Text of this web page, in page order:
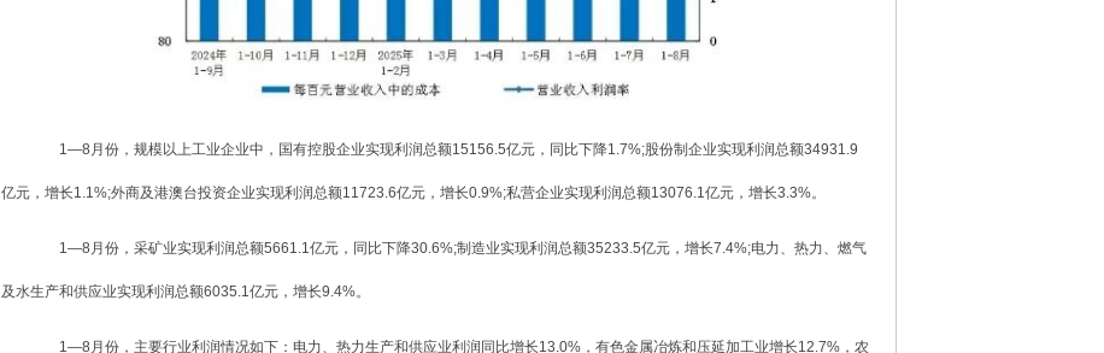
1—8月份，规模以上工业企业中，国有控股企业实现利润总额15156.5亿元，同比下降1.7%;股份制企业实现利润总额34931.9
亿元，增长1.1%;外商及港澳台投资企业实现利润总额11723.6亿元，增长0.9%;私营企业实现利润总额13076.1亿元，增长3.3%。
1—8月份，采矿业实现利润总额5661.1亿元，同比下降30.6%;制造业实现利润总额35233.5亿元，增长7.4%;电力、热力、燃气
及水生产和供应业实现利润总额6035.1亿元，增长9.4%。
1—8月份，主要行业利润情况如下：电力、热力生产和供应业利润同比增长13.0%，有色金属冶炼和压延加工业增长12.7%，农